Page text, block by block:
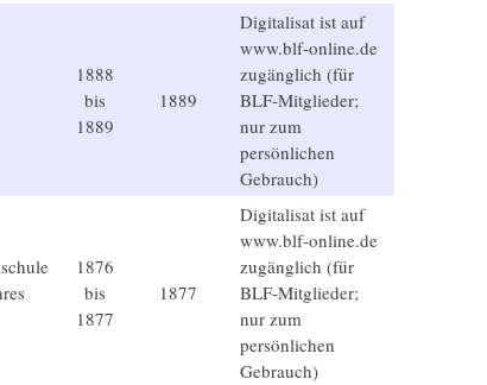
1888
bis
1889
1889
Digitalisat ist auf
www.blf-online.de
zugänglich (für
BLF-Mitglieder;
nur zum
persönlichen
Gebrauch)
1876
bis
1877
1877
Digitalisat ist auf
www.blf-online.de
zugänglich (für
BLF-Mitglieder;
nur zum
persönlichen
Gebrauch)